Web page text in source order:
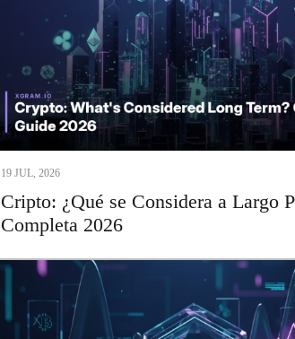
19 JUL, 2026
Cripto: ¿Qué se Considera a Largo
Completa 2026